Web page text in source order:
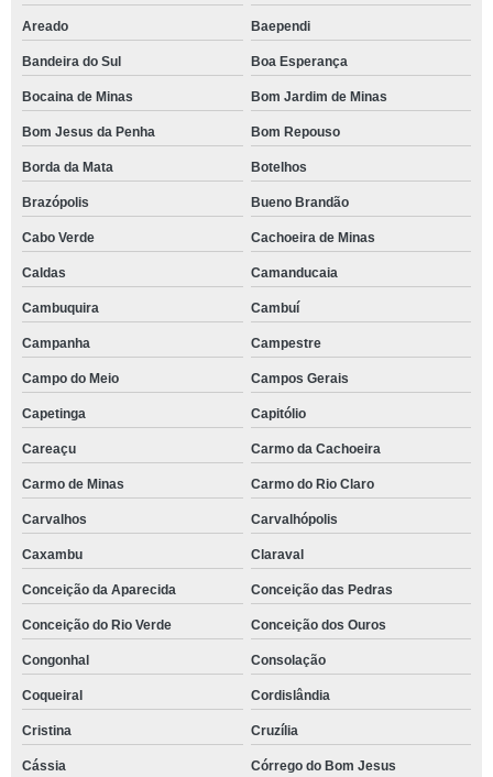
Areado Baependi
Bandeira do Sul Boa Esperança
Bocaina de Minas Bom Jardim de Minas
Bom Jesus da Penha Bom Repouso
Borda da Mata Botelhos
Brazópolis Bueno Brandão
Cabo Verde Cachoeira de Minas
Caldas Camanducaia
Cambuquira Cambuí
Campanha Campestre
Campo do Meio Campos Gerais
Capetinga Capitólio
Careaçu Carmo da Cachoeira
Carmo de Minas Carmo do Rio Claro
Carvalhos Carvalhópolis
Caxambu Claraval
Conceição da Aparecida Conceição das Pedras
Conceição do Rio Verde Conceição dos Ouros
Congonhal Consolação
Coqueiral Cordislândia
Cristina Cruzília
Cássia Córrego do Bom Jesus